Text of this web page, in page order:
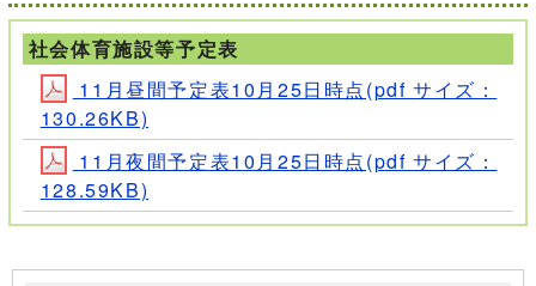
社会体育施設等予定表
11月昼間予定表10月25日時点(pdf サイズ：
130.26KB)
11月夜間予定表10月25日時点(pdf サイズ：
128.59KB)